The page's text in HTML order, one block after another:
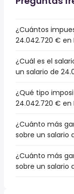
¿Cuántos
24.042.720 € en
¿Cuál es el
un salario de
¿Qué tipo
24.042.720 € en
¿Cuánto más
sobre un salario
¿Cuánto más
sobre un salario